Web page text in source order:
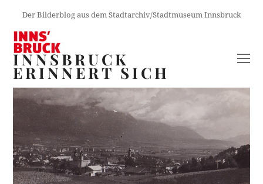
Der Bilderblog aus dem Stadtarchiv/Stadtmuseum Innsbruck
INNSBRUCK
ERINNERT SICH